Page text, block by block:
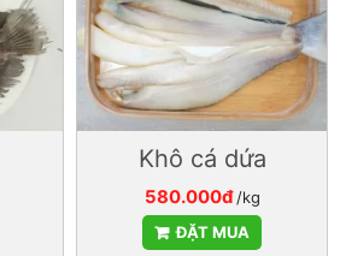
Khô cá dứa
580.000đ /kg
ĐẶT MUA